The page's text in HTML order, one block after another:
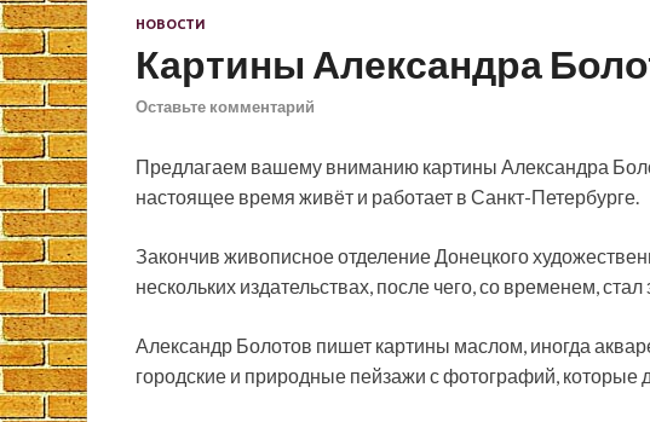
НОВОСТИ
Картины Александра
Оставьте комментарий
Предлагаем вашему вниманию картины Александра
настоящее время живёт и работает в Санкт-Петербурге.
Закончив живописное отделение Донецкого
нескольких издательствах, после чего, со временем,
Александр Болотов пишет картины маслом, иногда
городские и природные пейзажи с фотографий, которые